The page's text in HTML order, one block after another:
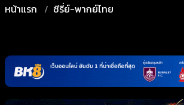
หน้าแรก
ซีรี่ย์-พากย์ไทย